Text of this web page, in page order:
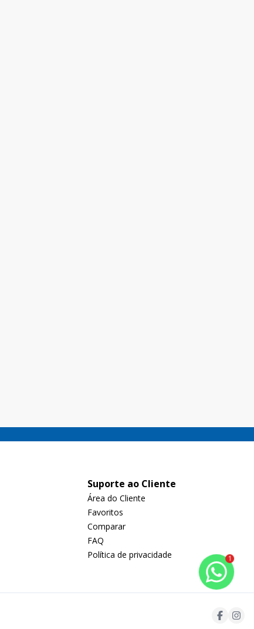
Suporte ao Cliente
Área do Cliente
Favoritos
Comparar
FAQ
Política de privacidade
1